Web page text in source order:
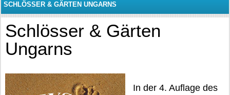
SCHLÖSSER & GÄRTEN UNGARNS
Schlösser & Gärten
Ungarns
In der 4. Auflage des